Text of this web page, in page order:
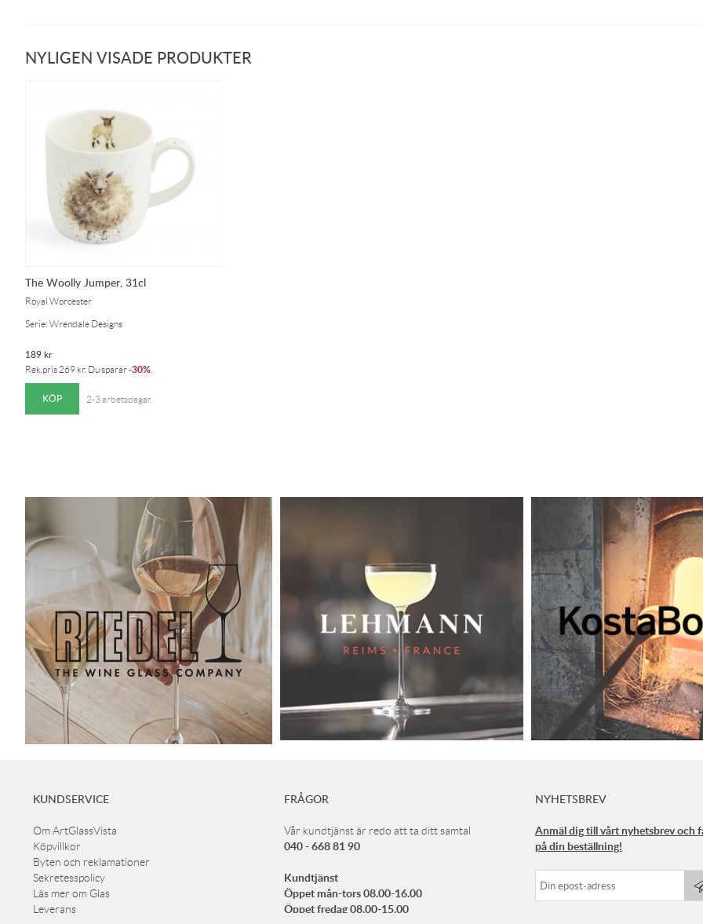
NYLIGEN VISADE PRODUKTER
The Woolly Jumper, 31cl
Royal Worcester
Serie: Wrendale Designs
189kr
Rek.pris 269 kr. Du sparar-30%
KÖP 2-3 arbetsdagar.
KUNDSERVICE
Om ArtGlassVista
Köpvillkor
Byten och reklamationer
Sekretesspolicy
Läs mer om Glas
Leverans
FRÅGOR
Vår kundtjänst är redo att ta ditt samtal
040 - 668 81 90
Kundtjänst
Öppet mån-tors 08.00-16.00
Öppet fredag 08.00-15.00
NYHETSBREV
Anmäl dig till vårt nyhetsbrev och
på din beställning!